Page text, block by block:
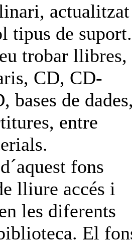
tipus de suport.
trobar llibres,
CD, CD-
bases de
entre
fons
lliure accés i
les diferents
El